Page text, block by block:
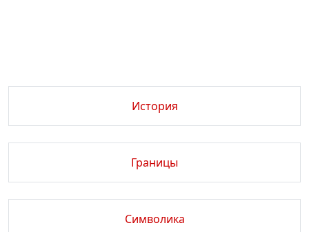
История
Границы
Символика